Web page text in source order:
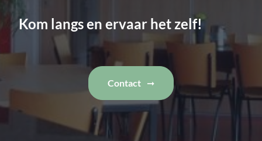
Kom langs en ervaar het zelf!
Contact